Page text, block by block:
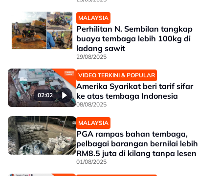
MALAYSIA
Perhilitan N. Sembilan tangkap
buaya tembaga lebih 100kg di
ladang sawit
29/08/2025
02:02
VIDEO TERKINI & POPULAR
Amerika Syarikat beri tarif sifar
ke atas tembaga Indonesia
08/08/2025
MALAYSIA
PGA rampas bahan tembaga,
pelbagai barangan bernilai lebih
RM8.5 juta di kilang tanpa lesen
01/08/2025